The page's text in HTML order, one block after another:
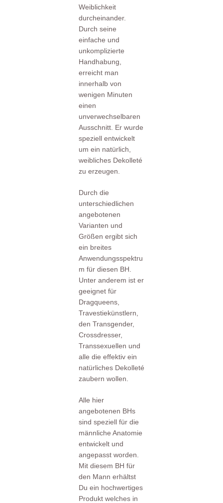
Weiblichkeit
durcheinander.
Durch seine
einfache und
unkomplizierte
Handhabung,
erreicht man
innerhalb von
wenigen Minuten
einen
unverwechselbaren
Ausschnitt. Er wurde
speziell entwickelt
um ein natürlich,
weibliches Dekolleté
zu erzeugen.
Durch die
unterschiedlichen
angebotenen
Varianten und
Größen ergibt sich
ein breites
Anwendungsspektru
m für diesen BH.
Unter anderem ist er
geeignet für
Dragqueens,
Travestiekünstlern,
den Transgender,
Crossdresser,
Transsexuellen und
alle die effektiv ein
natürliches Dekolleté
zaubern wollen.
Alle hier
angebotenen BHs
sind speziell für die
männliche Anatomie
entwickelt und
angepasst worden.
Mit diesem BH für
den Mann erhältst
Du ein hochwertiges
Produkt welches in